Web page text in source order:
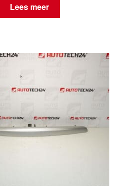
Lees meer